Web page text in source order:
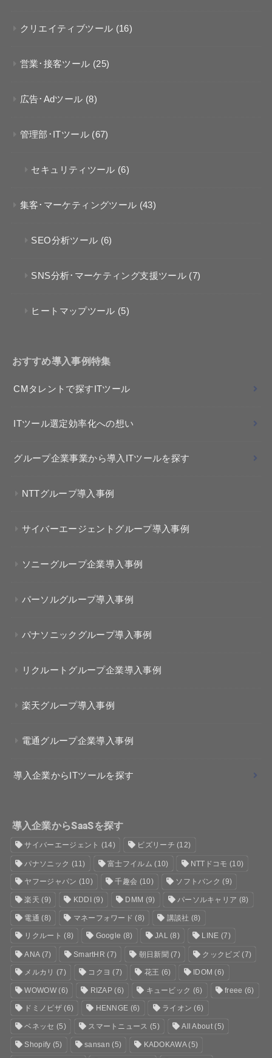
クリエイティブツール (16)
営業･接客ツール (25)
広告･Adツール (8)
管理部･ITツール (67)
セキュリティツール (6)
集客･マーケティングツール (43)
SEO分析ツール (6)
SNS分析･マーケティング支援ツール (7)
ヒートマップツール (5)
おすすめ導入事例特集
CMタレントで探すITツール
ITツール選定効率化への想い
グループ企業事業から導入ITツールを探す
NTTグループ導入事例
サイバーエージェントグループ導入事例
ソニーグループ企業導入事例
パーソルグループ導入事例
パナソニックグループ導入事例
リクルートグループ企業導入事例
楽天グループ導入事例
電通グループ企業導入事例
導入企業からITツールを探す
導入企業からSaaSを探す
サイバーエージェント (14) ビズリーチ (12)
パナソニック (11) 富士フイルム (10) NTTドコモ (10)
ヤフージャパン (10) 千趣会 (10) ソフトバンク (9)
楽天 (9) KDDI (9) DMM (9) パーソルキャリア (8)
電通 (8) マネーフォワード (8) 講談社 (8)
リクルート (8) Google (8) JAL(8) LINE (7)
ANA(7) SmartHR (7) 朝日新聞 (7) クックビズ(7)
メルカリ (7) コクヨ (7) 花王 (6) IDOM (6)
WOWOW(6) RIZAP (6) キュービック (6) freee (6)
ドミノピザ(6) HENNGE (6) ライオン (6)
ベネッセ (5) スマートニュース (5) All About(5)
Shopify (5) sansan (5) KADOKAWA(5)